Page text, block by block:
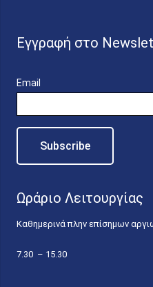
Εγγραφή στο
Email
Ωράριο Λειτουργίας
Καθημερινά πλην επίσημων
7.30 – 15.30